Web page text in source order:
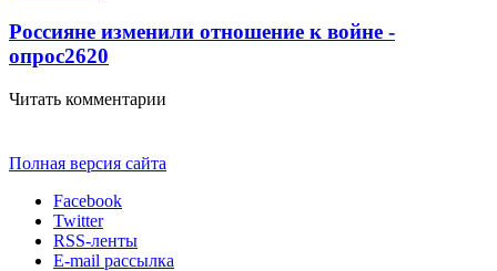
Россияне изменили отношение к войне -
опрос2620
Читать комментарии
Полная версия сайта
Facebook
Twitter
RSS-ленты
E-mail рассылка